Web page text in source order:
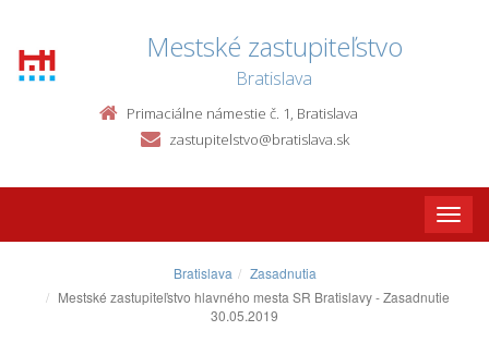
Mestské zastupiteľstvo
Bratislava
Primaciálne námestie č. 1, Bratislava
zastupitelstvo@bratislava.sk
Toggle
Bratislava
Zasadnutia
Mestské zastupiteľstvo hlavného mesta SR Bratislavy - Zasadnutie
30.05.2019